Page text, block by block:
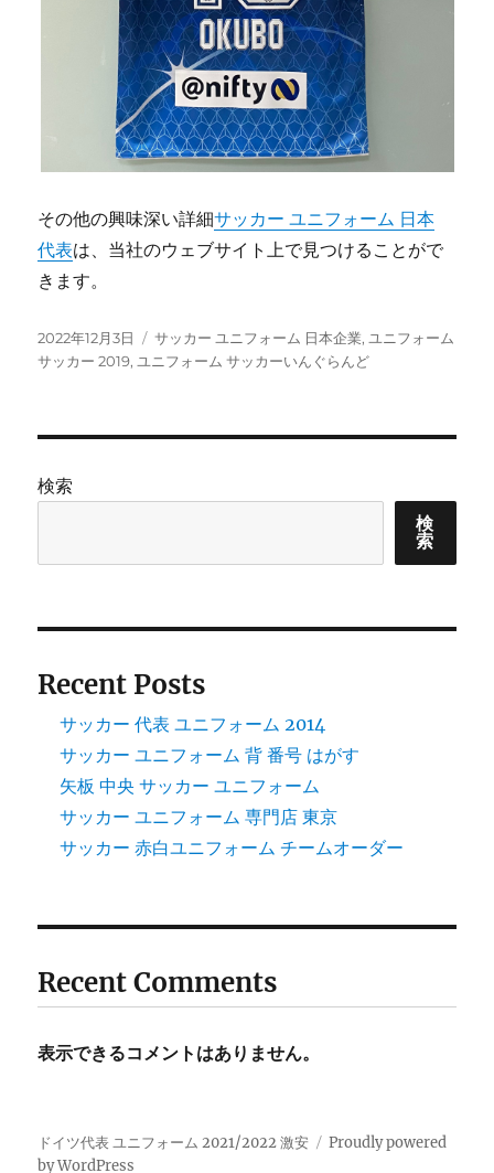
その他の興味深い詳細サッカー ユニフォーム 日本
代表は、当社のウェブサイト上で見つけることがで
きます。
投
稿
2022年12月3日
タ
グ
サッカー ユニフォーム 日本企業, ユニフォーム
サッカー 2019, ユニフォーム サッカーいんぐらんど
検索
検
索
Recent Posts
サッカー 代表 ユニフォーム 2014
サッカー ユニフォーム 背 番号 はがす
矢板 中央 サッカー ユニフォーム
サッカー ユニフォーム 専門店 東京
サッカー 赤白ユニフォーム チームオーダー
Recent Comments
表示できるコメントはありません。
ドイツ代表 ユニフォーム 2021/2022 激安
Proudly powered
by WordPress